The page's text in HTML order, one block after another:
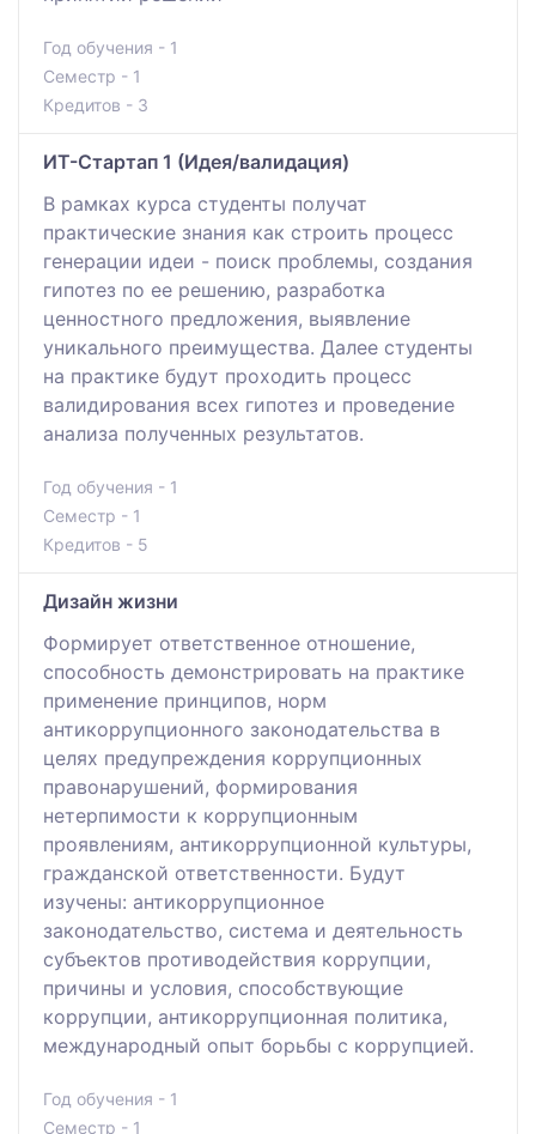
Год обучения - 1
Семестр - 1
Кредитов - 3
ИТ-Стартап 1 (Идея/валидация)
В рамках курса студенты получат
практические знания как строить процесс
генерации идеи - поиск проблемы, создания
гипотез по ее решению, разработка
ценностного предложения, выявление
уникального преимущества. Далее студенты
на практике будут проходить процесс
валидирования всех гипотез и проведение
анализа полученных результатов.
Год обучения - 1
Семестр - 1
Кредитов - 5
Дизайн жизни
Формирует ответственное отношение,
способность демонстрировать на практике
применение принципов, норм
антикоррупционного законодательства в
целях предупреждения коррупционных
правонарушений, формирования
нетерпимости к коррупционным
проявлениям, антикоррупционной культуры,
гражданской ответственности. Будут
изучены: антикоррупционное
законодательство, система и деятельность
субъектов противодействия коррупции,
причины и условия, способствующие
коррупции, антикоррупционная политика,
международный опыт борьбы с коррупцией.
Год обучения - 1
Семестр - 1